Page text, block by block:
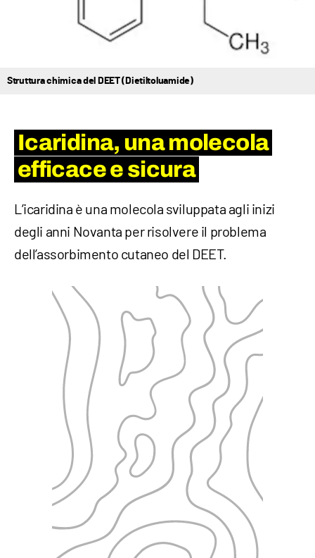
Struttura chimica del DEET (Dietiltoluamide)
Icaridina, una molecola
efficace e sicura
L’icaridina è una molecola sviluppata agli inizi
degli anni Novanta per risolvere il problema
dell’assorbimento cutaneo del DEET.